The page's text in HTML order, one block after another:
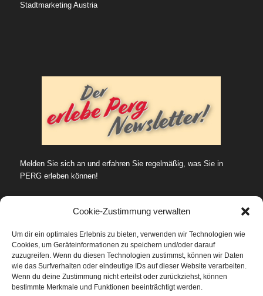
Cookie-Zustimmung verwalten
Um dir ein optimales Erlebnis zu bieten, verwenden wir Technologien wie
Cookies, um Geräteinformationen zu speichern und/oder darauf
zuzugreifen. Wenn du diesen Technologien zustimmst, können wir Daten
wie das Surfverhalten oder eindeutige IDs auf dieser Website verarbeiten.
Wenn du deine Zustimmung nicht erteilst oder zurückziehst, können
bestimmte Merkmale und Funktionen beeinträchtigt werden.
Stadtmarketing Austria
Melden Sie sich an und erfahren Sie regelmäßig, was Sie in
PERG erleben können!
SUCHE…